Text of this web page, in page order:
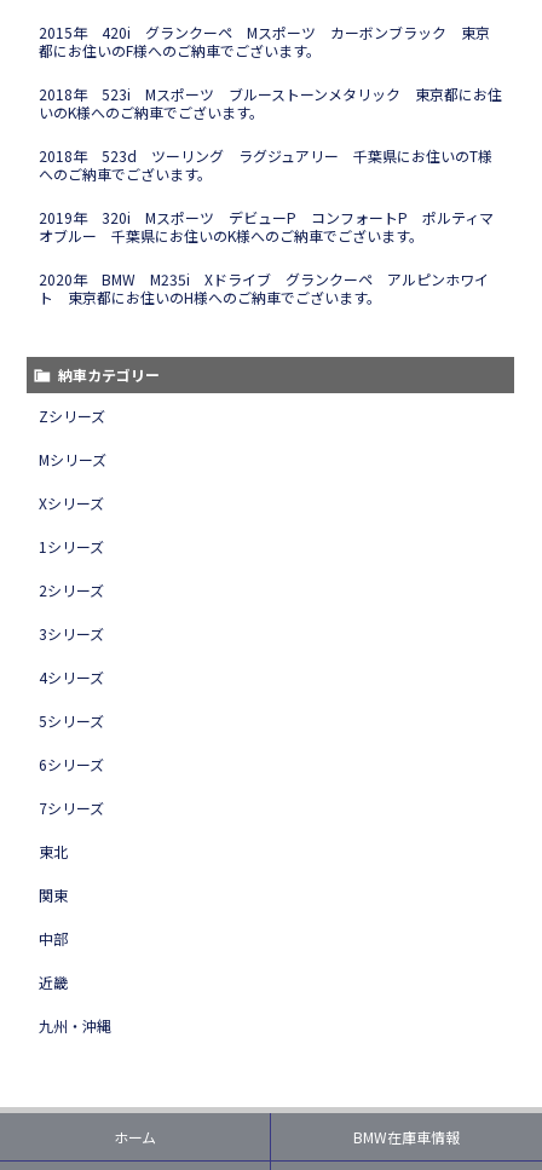
2015年 420i グランクーペ Mスポーツ カーボンブラック 東京
都にお住いのF様へのご納車でございます。
2018年 523i Mスポーツ ブルーストーンメタリック 東京都にお住
いのK様へのご納車でございます。
2018年 523d ツーリング ラグジュアリー 千葉県にお住いのT様
へのご納車でございます。
2019年 320i Mスポーツ デビューP コンフォートP ポルティマ
オブルー 千葉県にお住いのK様へのご納車でございます。
2020年 BMW M235i Xドライブ グランクーペ アルピンホワイ
ト 東京都にお住いのH様へのご納車でございます。
納車カテゴリー
Zシリーズ
Mシリーズ
Xシリーズ
1シリーズ
2シリーズ
3シリーズ
4シリーズ
5シリーズ
6シリーズ
7シリーズ
東北
関東
中部
近畿
九州・沖縄
ホーム BMW在庫車情報